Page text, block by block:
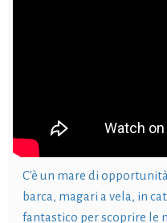
C'è un mare di
barca, magari a vela, in
fantastico per scoprire le